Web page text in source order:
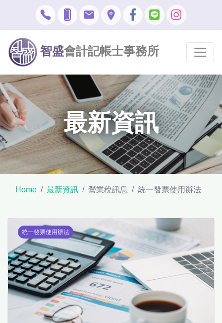
智盛會計記帳士事務所
最新資訊
Home 最新資訊 營業稅訊息 統一發票使用辦法
統一發票使用辦法